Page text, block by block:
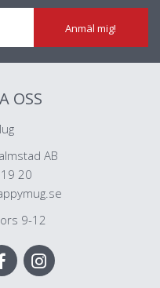
Anmäl mig!
OSS
AB
20
9-12